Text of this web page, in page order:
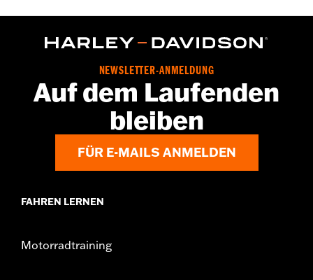
NEWSLETTER-ANMELDUNG
Auf dem Laufenden
bleiben
FÜR E-MAILS ANMELDEN
FAHREN LERNEN
Motorradtraining